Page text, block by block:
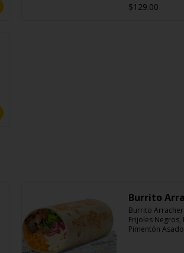
$129.00
Burrito
Burrito
Frijoles Negros,
Pimentón